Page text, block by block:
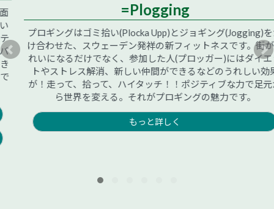
=Plogging
プロギングはゴミ拾い(Plocka Upp)とジョギング(Jogging)をか
け合わせた、スウェーデン発祥の新フィットネスです。街がき
れいになるだけでなく、参加した人(プロッガー)にはダイエッ
トやストレス解消、新しい仲間ができるなどのうれしい効果
が！走って、拾って、ハイタッチ！！ポジティブな力で足元か
ら世界を変える。それがプロギングの魅力です。
もっと詳しく